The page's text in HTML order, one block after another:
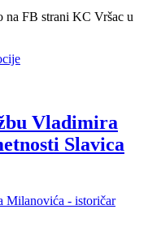
na FB strani KC Vršac u
Vladimira
Slavica